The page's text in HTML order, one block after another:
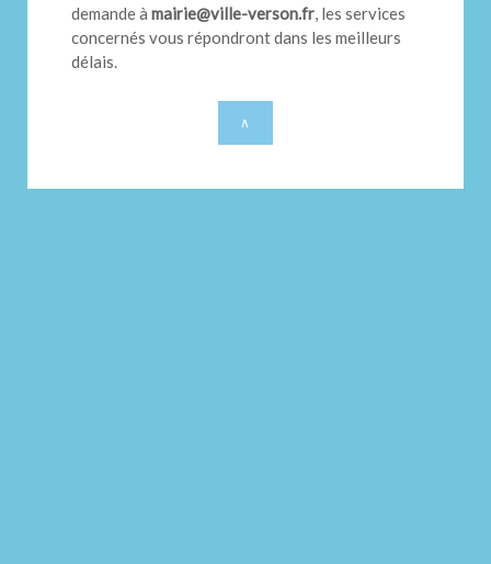
demande à mairie@ville-verson.fr, les services
concernés vous répondront dans les meilleurs
délais.
∧